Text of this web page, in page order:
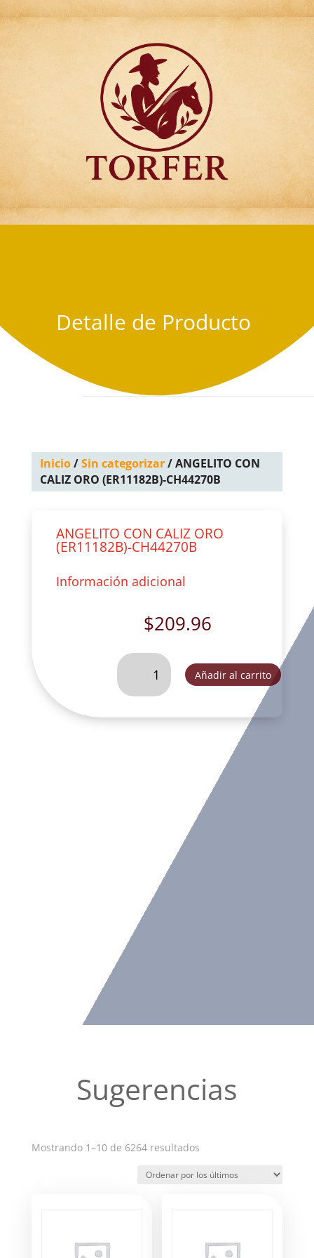
Articulos para
Regalo Torfer.
Detalle de Producto
Inicio/Sin categorizar/ ANGELITO CON
CALIZ ORO (ER11182B)-CH44270B
ANGELITO CON CALIZ ORO
(ER11182B)-CH44270B
Información adicional
$209.96
ANGELITO
CALIZ
(ER11182B)-
Añadir al carrito
Sugerencias
Mostrando 1–10 de 6264 resultadosOrdenado
los